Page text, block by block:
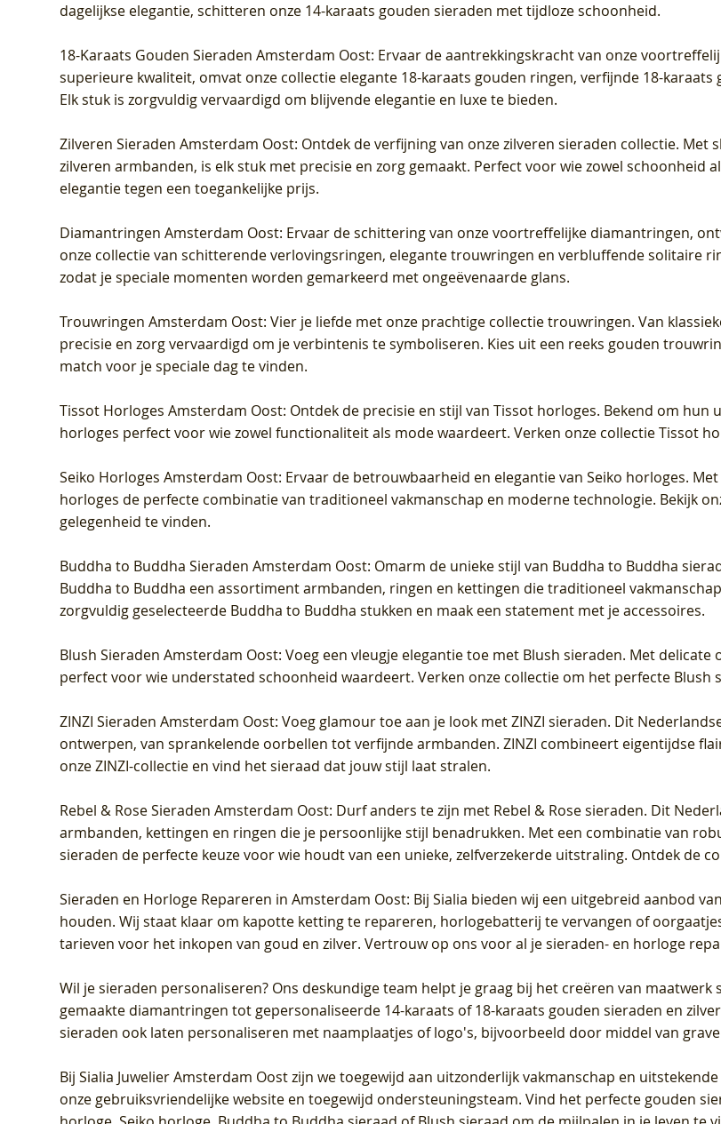
dagelijkse elegantie, schitteren onze 14-karaats gouden sieraden met tijdloze schoonheid.
18-Karaats Gouden Sieraden Amsterdam Oost: Ervaar de aantrekkingskracht van onze
superieure kwaliteit, omvat onze collectie elegante 18-karaats gouden ringen, verfijnde 18-
Elk stuk is zorgvuldig vervaardigd om blijvende elegantie en luxe te bieden.
Zilveren Sieraden Amsterdam Oost: Ontdek de verfijning van onze zilveren sieraden collectie.
zilveren armbanden, is elk stuk met precisie en zorg gemaakt. Perfect voor wie zowel schoonheid
elegantie tegen een toegankelijke prijs.
Diamantringen Amsterdam Oost: Ervaar de schittering van onze voortreffelijke diamantringen,
onze collectie van schitterende verlovingsringen, elegante trouwringen en verbluffende solitaire
zodat je speciale momenten worden gemarkeerd met ongeëvenaarde glans.
Trouwringen Amsterdam Oost: Vier je liefde met onze prachtige collectie trouwringen. Van
precisie en zorg vervaardigd om je verbintenis te symboliseren. Kies uit een reeks gouden
match voor je speciale dag te vinden.
Tissot Horloges Amsterdam Oost: Ontdek de precisie en stijl van Tissot horloges. Bekend om
horloges perfect voor wie zowel functionaliteit als mode waardeert. Verken onze collectie Tissot
Seiko Horloges Amsterdam Oost: Ervaar de betrouwbaarheid en elegantie van Seiko horloges.
horloges de perfecte combinatie van traditioneel vakmanschap en moderne technologie. Bekijk
gelegenheid te vinden.
Buddha to Buddha Sieraden Amsterdam Oost: Omarm de unieke stijl van Buddha to Buddha
Buddha to Buddha een assortiment armbanden, ringen en kettingen die traditioneel
zorgvuldig geselecteerde Buddha to Buddha stukken en maak een statement met je accessoires.
Blush Sieraden Amsterdam Oost: Voeg een vleugje elegantie toe met Blush sieraden. Met
perfect voor wie understated schoonheid waardeert. Verken onze collectie om het perfecte Blush
ZINZI Sieraden Amsterdam Oost: Voeg glamour toe aan je look met ZINZI sieraden. Dit
ontwerpen, van sprankelende oorbellen tot verfijnde armbanden. ZINZI combineert eigentijdse
onze ZINZI-collectie en vind het sieraad dat jouw stijl laat stralen.
Rebel & Rose Sieraden Amsterdam Oost: Durf anders te zijn met Rebel & Rose sieraden. Dit
armbanden, kettingen en ringen die je persoonlijke stijl benadrukken. Met een combinatie van
sieraden de perfecte keuze voor wie houdt van een unieke, zelfverzekerde uitstraling. Ontdek de
Sieraden en Horloge Repareren in Amsterdam Oost: Bij Sialia bieden wij een uitgebreid aanbod
houden. Wij staat klaar om kapotte ketting te repareren, horlogebatterij te vervangen of
tarieven voor het inkopen van goud en zilver. Vertrouw op ons voor al je sieraden- en horloge
Wil je sieraden personaliseren? Ons deskundige team helpt je graag bij het creëren van
gemaakte diamantringen tot gepersonaliseerde 14-karaats of 18-karaats gouden sieraden en
sieraden ook laten personaliseren met naamplaatjes of logo's, bijvoorbeeld door middel van
BijSialia Juwelier Amsterdam Oostzijn we toegewijd aan uitzonderlijk vakmanschap en uitstekende
onze gebruiksvriendelijke website en toegewijd ondersteuningsteam. Vind het perfecte gouden